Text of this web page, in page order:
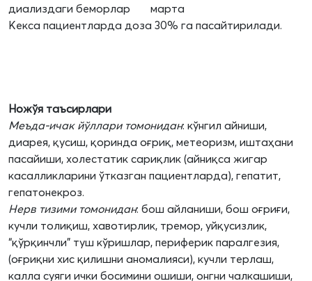
диализдаги беморлар
марта
Кекса пациентларда доза 30% га пасайтирилади.
Ножўя таъсирлари
Меъда-ичак йўллари томонидан: кўнгил айниши,
диарея, қусиш, қоринда оғриқ, метеоризм, иштаҳани
пасайиши, холестатик сариқлик (айниқса жигар
касалликларини ўтказган пациентларда), гепатит,
гепатонекроз.
Нерв тизими томонидан: бош айланиши, бош оғриғи,
кучли толиқиш, хавотирлик, тремор, уйқусизлик,
“қўрқинчли” туш кўришлар, периферик паралгезия,
(оғриқни хис қилишни аномалияси), кучли терлаш,
калла суяги ички босимини ошиши, онгни чалкашиши,